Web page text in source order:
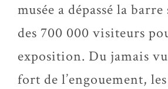
musée a dépassé la
des 700 000 visiteurs
exposition. Du jamais
fort de l’engouement,